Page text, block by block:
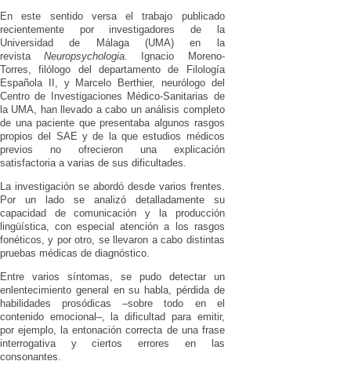
En este sentido versa el trabajo publicado
recientemente por investigadores de la
Universidad de Málaga (UMA) en la
revistaNeuropsychologia.
Ignacio Moreno-
Torres, filólogo del departamento de Filología
Española II, y Marcelo Berthier, neurólogo del
Centro de Investigaciones Médico-Sanitarias de
la UMA, han llevado a cabo un análisis completo
de una paciente que presentaba algunos rasgos
propios del SAE y de la que estudios médicos
previos no ofrecieron una explicación
satisfactoria a varias de sus dificultades.
La investigación se abordó desde varios frentes.
Por un lado se analizó detalladamente su
capacidad de comunicación y la producción
lingüística, con especial atención a los rasgos
fonéticos, y por otro, se llevaron a cabo distintas
pruebas médicas de diagnóstico.
Entre varios síntomas, se pudo detectar un
enlentecimiento general en su habla, pérdida de
habilidades prosódicas –sobre todo en el
contenido emocional–, la dificultad para emitir,
por ejemplo, la entonación correcta de una frase
interrogativa y ciertos errores en las
consonantes.